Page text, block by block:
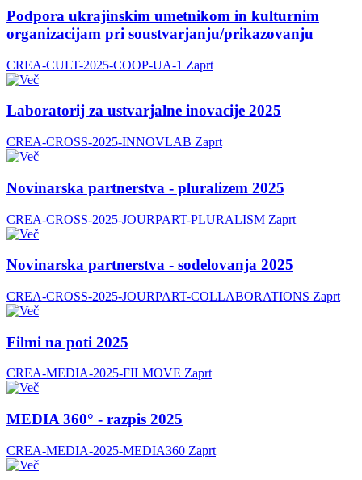
Podpora ukrajinskim umetnikom in kulturnim
organizacijam pri soustvarjanju/prikazovanju
CREA-CULT-2025-COOP-UA-1 Zaprt
Laboratorij za ustvarjalne inovacije 2025
CREA-CROSS-2025-INNOVLAB Zaprt
Novinarska partnerstva - pluralizem 2025
CREA-CROSS-2025-JOURPART-PLURALISM Zaprt
Novinarska partnerstva - sodelovanja 2025
CREA-CROSS-2025-JOURPART-COLLABORATIONS Zaprt
Filmi na poti 2025
CREA-MEDIA-2025-FILMOVE Zaprt
MEDIA 360° - razpis 2025
CREA-MEDIA-2025-MEDIA360 Zaprt